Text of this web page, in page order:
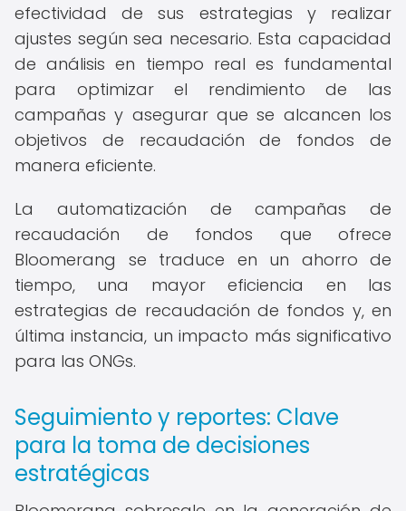
efectividad de sus estrategias y realizar
ajustes según sea necesario. Esta capacidad
de análisis en tiempo real es fundamental
para optimizar el rendimiento de las
campañas y asegurar que se alcancen los
objetivos de recaudación de fondos de
manera eficiente.
La automatización de campañas de
recaudación de fondos que ofrece
Bloomerang se traduce en un ahorro de
tiempo, una mayor eficiencia en las
estrategias de recaudación de fondos y, en
última instancia, un impacto más significativo
para las ONGs.
Seguimiento y reportes: Clave
para la toma de decisiones
estratégicas